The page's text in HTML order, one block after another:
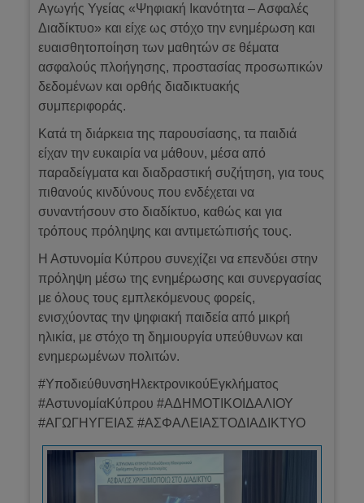
Αγωγής Υγείας «Ψηφιακή Ικανότητα – Ασφαλές
Διαδίκτυο» και είχε ως στόχο την ενημέρωση και
ευαισθητοποίηση των μαθητών σε θέματα
ασφαλούς πλοήγησης, προστασίας προσωπικών
δεδομένων και ορθής διαδικτυακής
συμπεριφοράς.
Κατά τη διάρκεια της παρουσίασης, τα παιδιά
είχαν την ευκαιρία να μάθουν, μέσα από
παραδείγματα και διαδραστική συζήτηση, για τους
πιθανούς κινδύνους που ενδέχεται να
συναντήσουν στο διαδίκτυο, καθώς και για
τρόπους πρόληψης και αντιμετώπισής τους.
Η Αστυνομία Κύπρου συνεχίζει να επενδύει στην
πρόληψη μέσω της ενημέρωσης και συνεργασίας
με όλους τους εμπλεκόμενους φορείς,
ενισχύοντας την ψηφιακή παιδεία από μικρή
ηλικία, με στόχο τη δημιουργία υπεύθυνων και
ενημερωμένων πολιτών.
#ΥποδιεύθυνσηΗλεκτρονικούΕγκλήματος
#ΑστυνομίαΚύπρου #ΑΔΗΜΟΤΙΚΟΙΔΑΛΙΟΥ
#ΑΓΩΓΗΥΓΕΙΑΣ #ΑΣΦΑΛΕΙΑΣΤΟΔΙΑΔΙΚΤΥΟ